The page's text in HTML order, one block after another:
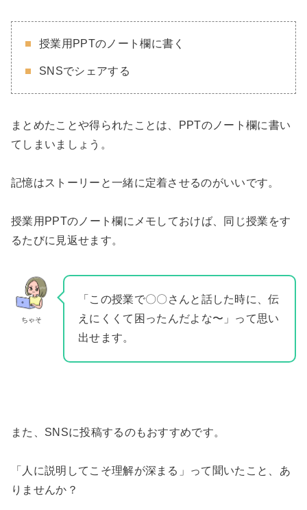
授業用PPTのノート欄に書く
SNSでシェアする
まとめたことや得られたことは、PPTのノート欄に書い
てしまいましょう。
記憶はストーリーと一緒に定着させるのがいいです。
授業用PPTのノート欄にメモしておけば、同じ授業をす
るたびに見返せます。
ちゃそ
「この授業で〇〇さんと話した時に、伝
えにくくて困ったんだよな〜」って思い
出せます。
また、SNSに投稿するのもおすすめです。
「人に説明してこそ理解が深まる」って聞いたこと、あ
りませんか？